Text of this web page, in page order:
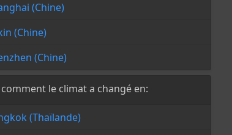
(Chine)
(Chine)
(Chine)
le climat a changé en:
(Thaïlande)